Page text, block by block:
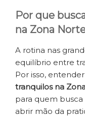
Por que
na Zona
A rotina nas
equilíbrio entre
Por isso, entender
tranquilos na
para quem
abrir mão da